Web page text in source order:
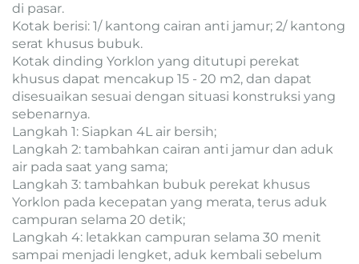
di pasar.
Kotak berisi: 1/ kantong cairan anti jamur; 2/ kantong
serat khusus bubuk.
Kotak dinding Yorklon yang ditutupi perekat
khusus dapat mencakup 15 - 20 m2, dan dapat
disesuaikan sesuai dengan situasi konstruksi yang
sebenarnya.
Langkah 1: Siapkan 4L air bersih;
Langkah 2: tambahkan cairan anti jamur dan aduk
air pada saat yang sama;
Langkah 3: tambahkan bubuk perekat khusus
Yorklon pada kecepatan yang merata, terus aduk
campuran selama 20 detik;
Langkah 4: letakkan campuran selama 30 menit
sampai menjadi lengket, aduk kembali sebelum